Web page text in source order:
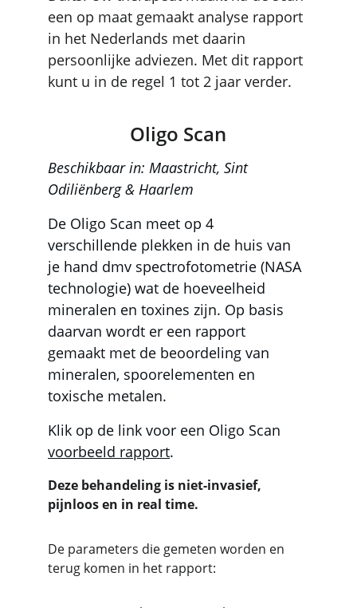
een op maat gemaakt analyse rapport
in het Nederlands met daarin
persoonlijke adviezen. Met dit rapport
kunt u in de regel 1 tot 2 jaar verder.
Beschikbaar in: Maastricht, Sint
Odiliënberg & Haarlem
De Oligo Scan meet op 4
verschillende plekken in de huis van
je hand dmv spectrofotometrie (NASA
technologie) wat de hoeveelheid
mineralen en toxines zijn. Op basis
daarvan wordt er een rapport
gemaakt met de beoordeling van
mineralen, spoorelementen en
toxische metalen.
Klik op de link voor een Oligo Scan
voorbeeld rapport.
Deze behandeling is niet-invasief,
pijnloos en in real time.
De parameters die gemeten worden en
terug komen in het rapport:
Oligo Scan